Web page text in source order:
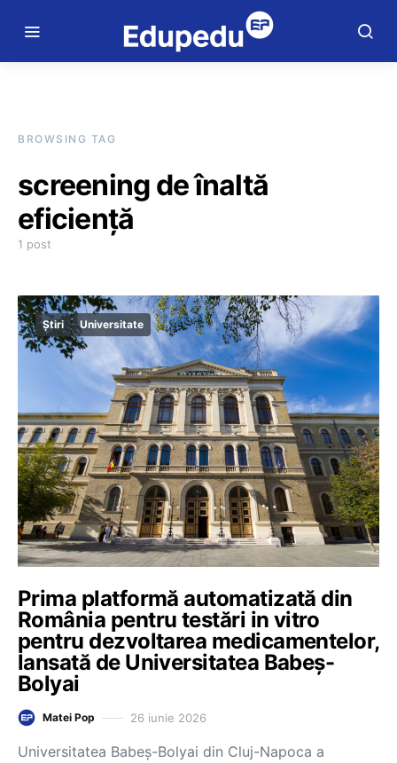
BROWSING TAG
screening de înaltă
eficiență
1 post
Știri Universitate
Prima platformă automatizată din
România pentru testări in vitro
pentru dezvoltarea medicamentelor,
lansată de Universitatea Babeș-
Bolyai
Matei Pop 26 iunie 2026
Universitatea Babeș-Bolyai din Cluj-Napoca a